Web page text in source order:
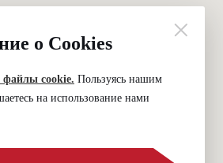
о Cookies
файлы cookie. Пользуясь нашим
на использование нами